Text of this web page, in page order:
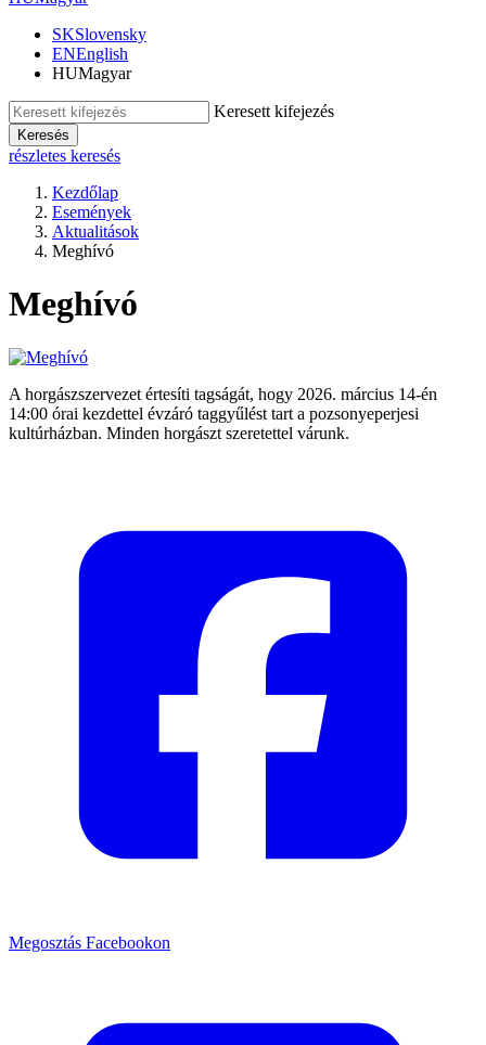
SKSlovensky
ENEnglish
HUMagyar
Keresett kifejezés
Keresés
részletes keresés
Kezdőlap
Események
Aktualitások
Meghívó
Meghívó
A horgászszervezet értesíti tagságát, hogy 2026. március 14-én
14:00 órai kezdettel évzáró taggyűlést tart a pozsonyeperjesi
kultúrházban. Minden horgászt szeretettel várunk.
Megosztás Facebookon